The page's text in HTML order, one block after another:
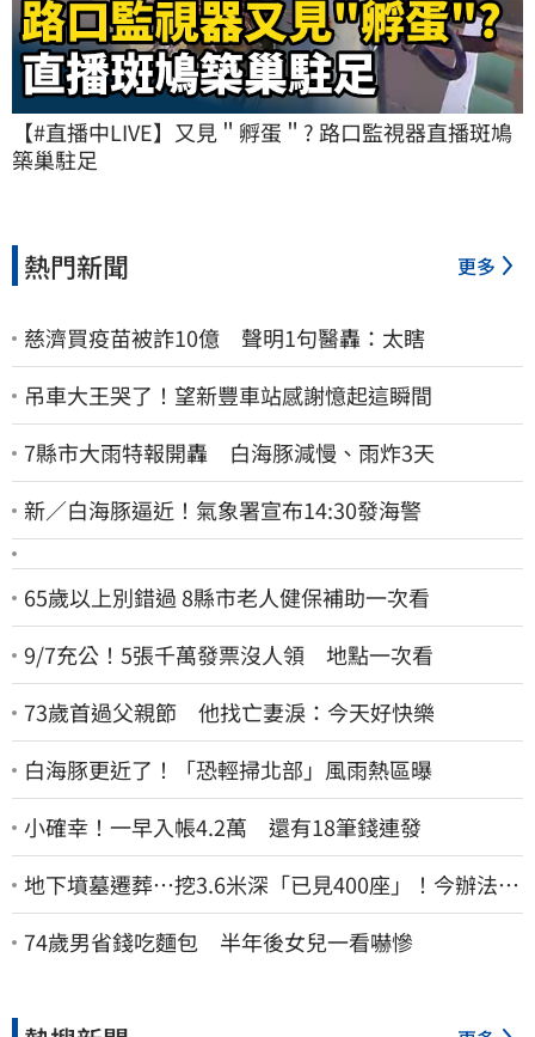
【#直播中LIVE】又見＂孵蛋＂? 路口監視器直播斑鳩
築巢駐足
熱門新聞 更多
慈濟買疫苗被詐10億 聲明1句醫轟：太瞎
吊車大王哭了！望新豐車站感謝憶起這瞬間
7縣市大雨特報開轟 白海豚減慢、雨炸3天
新／白海豚逼近！氣象署宣布14:30發海警
65歲以上別錯過 8縣市老人健保補助一次看
9/7充公！5張千萬發票沒人領 地點一次看
73歲首過父親節 他找亡妻淚：今天好快樂
白海豚更近了！「恐輕掃北部」風雨熱區曝
小確幸！一早入帳4.2萬 還有18筆錢連發
地下墳墓遷葬…挖3.6米深「已見400座」！今辦法會
安撫祖先
74歲男省錢吃麵包 半年後女兒一看嚇慘